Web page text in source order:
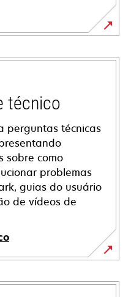
técnico
perguntas técnicas
sobre como
problemas
guias do usuário
de vídeos de